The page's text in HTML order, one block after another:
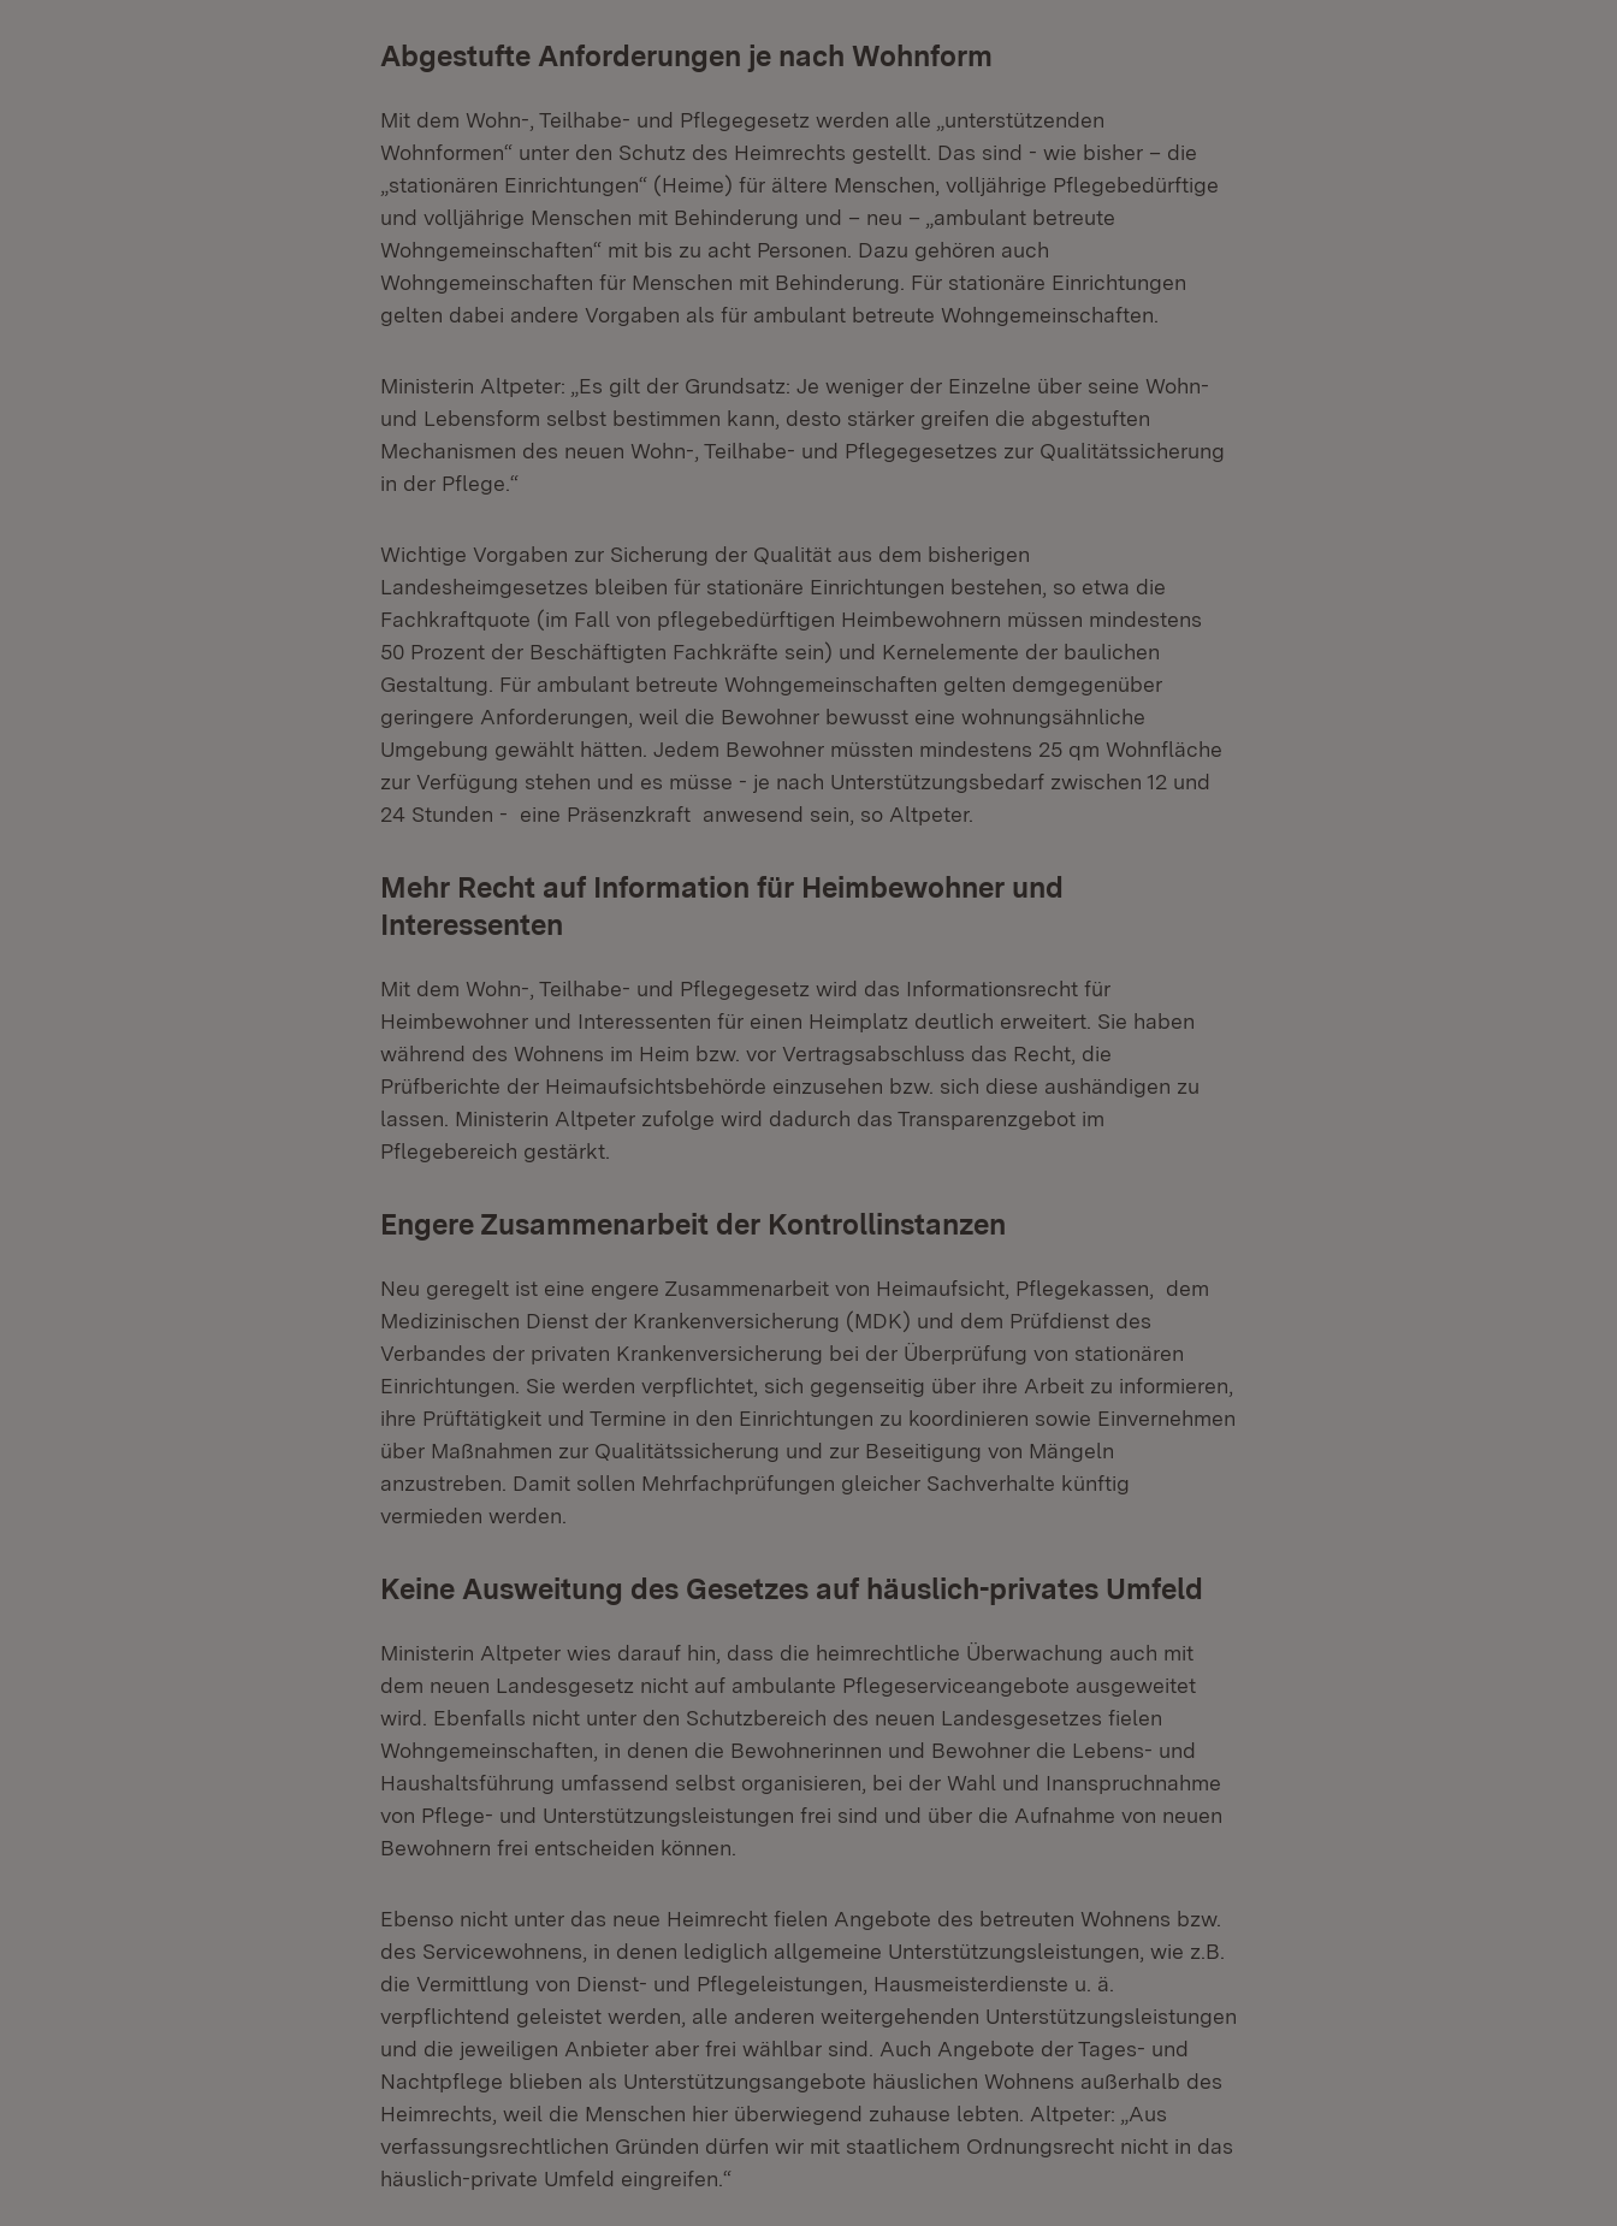
Abgestufte Anforderungen je nach Wohnform
Mit dem Wohn-, Teilhabe- und Pflegegesetz werden alle „unterstützenden
Wohnformen“ unter den Schutz des Heimrechts gestellt. Das sind - wie bisher – die
„stationären Einrichtungen“ (Heime) für ältere Menschen, volljährige Pflegebedürftige
und volljährige Menschen mit Behinderung und – neu – „ambulant betreute
Wohngemeinschaften“ mit bis zu acht Personen. Dazu gehören auch
Wohngemeinschaften für Menschen mit Behinderung. Für stationäre Einrichtungen
gelten dabei andere Vorgaben als für ambulant betreute Wohngemeinschaften.
Ministerin Altpeter: „Es gilt der Grundsatz: Je weniger der Einzelne über seine Wohn-
und Lebensform selbst bestimmen kann, desto stärker greifen die abgestuften
Mechanismen des neuen Wohn-, Teilhabe- und Pflegegesetzes zur Qualitätssicherung
in der Pflege.“
Wichtige Vorgaben zur Sicherung der Qualität aus dem bisherigen
Landesheimgesetzes bleiben für stationäre Einrichtungen bestehen, so etwa die
Fachkraftquote (im Fall von pflegebedürftigen Heimbewohnern müssen mindestens
50 Prozent der Beschäftigten Fachkräfte sein) und Kernelemente der baulichen
Gestaltung. Für ambulant betreute Wohngemeinschaften gelten demgegenüber
geringere Anforderungen, weil die Bewohner bewusst eine wohnungsähnliche
Umgebung gewählt hätten. Jedem Bewohner müssten mindestens 25 qm Wohnfläche
zur Verfügung stehen und es müsse - je nach Unterstützungsbedarf zwischen 12 und
24 Stunden - eine Präsenzkraft anwesend sein, so Altpeter.
Mehr Recht auf Information für Heimbewohner und
Interessenten
Mit dem Wohn-, Teilhabe- und Pflegegesetz wird das Informationsrecht für
Heimbewohner und Interessenten für einen Heimplatz deutlich erweitert. Sie haben
während des Wohnens im Heim bzw. vor Vertragsabschluss das Recht, die
Prüfberichte der Heimaufsichtsbehörde einzusehen bzw. sich diese aushändigen zu
lassen. Ministerin Altpeter zufolge wird dadurch das Transparenzgebot im
Pflegebereich gestärkt.
Engere Zusammenarbeit der Kontrollinstanzen
Neu geregelt ist eine engere Zusammenarbeit von Heimaufsicht, Pflegekassen, dem
Medizinischen Dienst der Krankenversicherung (MDK) und dem Prüfdienst des
Verbandes der privaten Krankenversicherung bei der Überprüfung von stationären
Einrichtungen. Sie werden verpflichtet, sich gegenseitig über ihre Arbeit zu informieren,
ihre Prüftätigkeit und Termine in den Einrichtungen zu koordinieren sowie Einvernehmen
über Maßnahmen zur Qualitätssicherung und zur Beseitigung von Mängeln
anzustreben. Damit sollen Mehrfachprüfungen gleicher Sachverhalte künftig
vermieden werden.
Keine Ausweitung des Gesetzes auf häuslich-privates Umfeld
Ministerin Altpeter wies darauf hin, dass die heimrechtliche Überwachung auch mit
dem neuen Landesgesetz nicht auf ambulante Pflegeserviceangebote ausgeweitet
wird. Ebenfalls nicht unter den Schutzbereich des neuen Landesgesetzes fielen
Wohngemeinschaften, in denen die Bewohnerinnen und Bewohner die Lebens- und
Haushaltsführung umfassend selbst organisieren, bei der Wahl und Inanspruchnahme
von Pflege- und Unterstützungsleistungen frei sind und über die Aufnahme von neuen
Bewohnern frei entscheiden können.
Ebenso nicht unter das neue Heimrecht fielen Angebote des betreuten Wohnens bzw.
des Servicewohnens, in denen lediglich allgemeine Unterstützungsleistungen, wie z.B.
die Vermittlung von Dienst- und Pflegeleistungen, Hausmeisterdienste u. ä.
verpflichtend geleistet werden, alle anderen weitergehenden Unterstützungsleistungen
und die jeweiligen Anbieter aber frei wählbar sind. Auch Angebote der Tages- und
Nachtpflege blieben als Unterstützungsangebote häuslichen Wohnens außerhalb des
Heimrechts, weil die Menschen hier überwiegend zuhause lebten. Altpeter: „Aus
verfassungsrechtlichen Gründen dürfen wir mit staatlichem Ordnungsrecht nicht in das
häuslich-private Umfeld eingreifen.“